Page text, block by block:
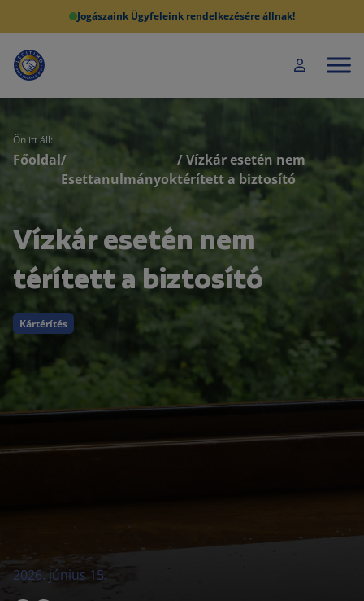
Jogászaink Ügyfeleink rendelkezésére állnak!
Ön itt áll:
Főoldal/
Esettanulmányok
/ Vízkár esetén nem
térített a biztosító
Vízkár esetén nem
térített a biztosító
Kártérítés
2026. június 15.